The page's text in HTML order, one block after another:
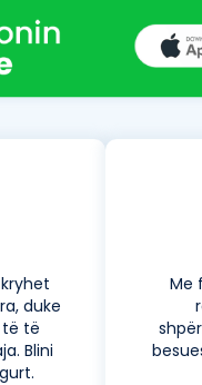
duke
të
Blini
Me